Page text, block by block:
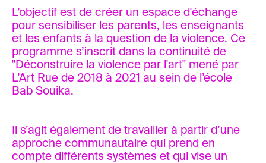
L’objectif est de créer un espace d'échange
pour sensibiliser les parents, les enseignants
et les enfants à la question de la violence. Ce
programme s’inscrit dans la continuité de
"Déconstruire la violence par l'art" mené par
L’Art Rue de 2018 à 2021 au sein de l’école
Bab Souika.
Il s’agit également de travailler à partir d’une
approche communautaire qui prend en
compte différents systèmes et qui vise un